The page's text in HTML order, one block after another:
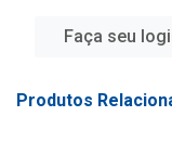
Faça seu
Produtos